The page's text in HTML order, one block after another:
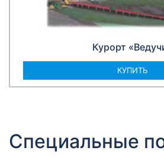
Курорт
КУПИТЬ
Специальные